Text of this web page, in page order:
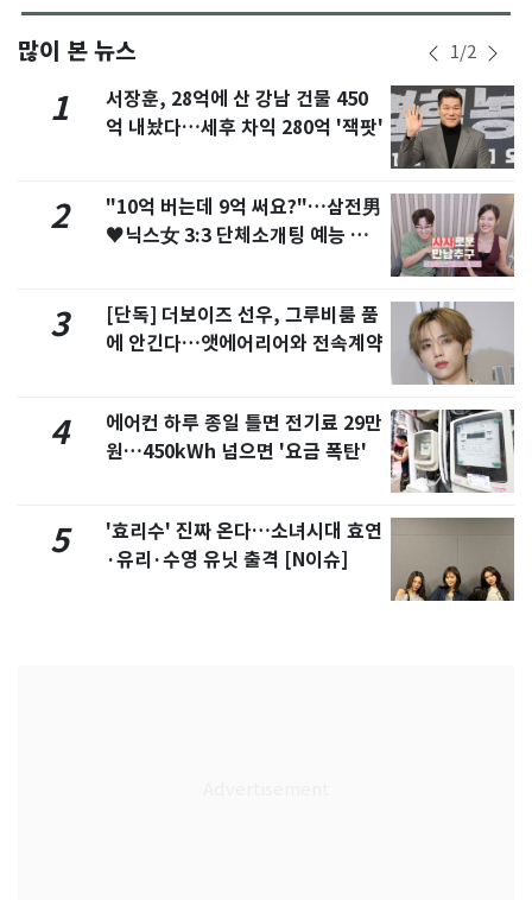
많이 본 뉴스 1/2
1
서장훈, 28억에 산 강남 건물 450
억 내놨다…세후 차익 280억 '잭팟'
2
"10억 버는데 9억 써요?"…삼전男
♥닉스女 3:3 단체소개팅 예능 화
3
[단독] 더보이즈 선우, 그루비룸 품
에 안긴다…앳에어리어와 전속계약
4
에어컨 하루 종일 틀면 전기료 29만
원…450kWh 넘으면 '요금 폭탄'
5
'효리수' 진짜 온다…소녀시대 효연
·유리·수영 유닛 출격 [N이슈]